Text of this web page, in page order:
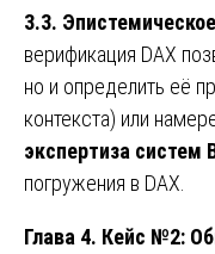
3.3.
верификация DAX
но и определить её
контекста) или
экспертиза систем
погружения в DAX.
Глава 4. Кейс №2: